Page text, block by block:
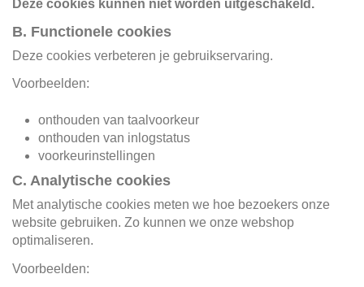
Deze cookies kunnen niet worden uitgeschakeld.
B. Functionele cookies
Deze cookies verbeteren je gebruikservaring.
Voorbeelden:
onthouden van taalvoorkeur
onthouden van inlogstatus
voorkeurinstellingen
C. Analytische cookies
Met analytische cookies meten we hoe bezoekers onze
website gebruiken. Zo kunnen we onze webshop
optimaliseren.
Voorbeelden: